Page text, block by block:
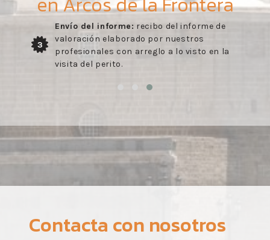
3
Envío del informe: recibo del informe de
valoración elaborado por nuestros
profesionales con arreglo a lo visto en la
visita del perito.
Contacta con nosotros